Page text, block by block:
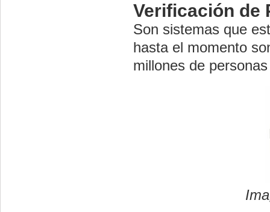
Verificación de
Son sistemas que
hasta el momento
millones de